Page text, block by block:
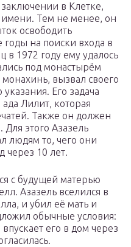
в Клетке,
имени. Тем не менее, он
освободить
годы на поиски входа в
1972 году ему удалось
под монастырём
вызвал своего
Его задача
Лилит, которая
Также он должен
этого Азазель
людям то, чего они
через 10 лет.
с будущей матерью
Азазель вселился в
и убил её мать и
обычные условия:
его в дом через